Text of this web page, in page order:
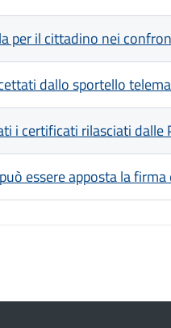
per il cittadino nei
dallo sportello
i certificati rilasciati
essere apposta la